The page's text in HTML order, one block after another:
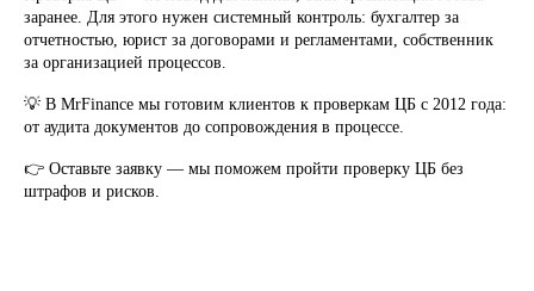
заранее. Для этого нужен системный контроль: бухгалтер за
отчетностью, юрист за договорами и регламентами, собственник
за организацией процессов.
💡 В MrFinance мы готовим клиентов к проверкам ЦБ с 2012 года:
от аудита документов до сопровождения в процессе.
👉 Оставьте заявку — мы поможем пройти проверку ЦБ без
штрафов и рисков.
Популярные услуги
Регистрация кооператива
Покупка ломбарда
Финансовый бизнес
Отчетность в ЦБ
Внесение в реестр МФО